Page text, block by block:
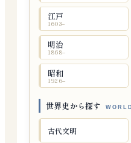
江戸
1603–
明治
1868–
昭和
1926–
世界史から探す
古代文明